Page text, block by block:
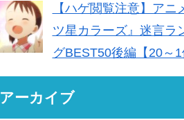
【ハゲ閲覧注意】アニ
ツ星カラーズ』迷言ラ
グBEST50後編【20～1
アーカイブ